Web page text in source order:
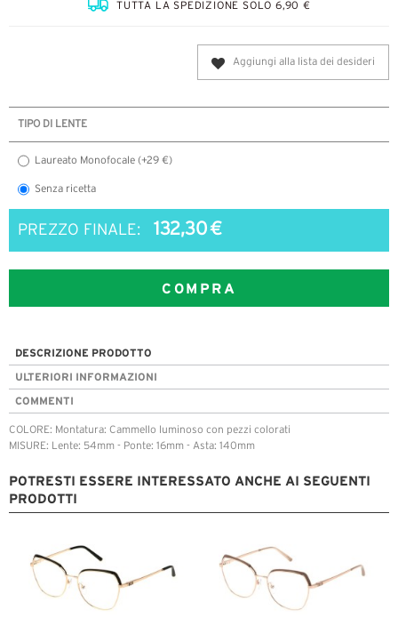
TUTTA LA SPEDIZIONE SOLO 6,90 €
Aggiungi alla lista dei desideri
TIPO DI LENTE
Laureato Monofocale (+29 €)
Senza ricetta
PREZZO FINALE: 132,30 €
COMPRA
DESCRIZIONE PRODOTTO
ULTERIORI INFORMAZIONI
COMMENTI
COLORE: Montatura: Cammello luminoso con pezzi colorati
MISURE: Lente: 54mm - Ponte: 16mm - Asta: 140mm
POTRESTI ESSERE INTERESSATO ANCHE AI SEGUENTI
PRODOTTI